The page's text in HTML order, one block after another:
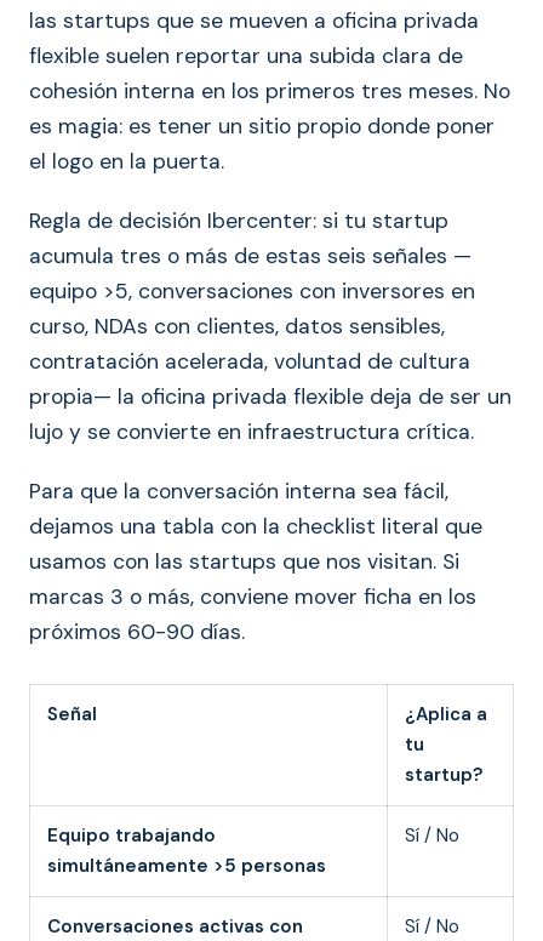
las startups que se mueven a oficina privada
flexible suelen reportar una subida clara de
cohesión interna en los primeros tres meses. No
es magia: es tener un sitio propio donde poner
el logo en la puerta.
Regla de decisión Ibercenter: si tu startup
acumula tres o más de estas seis señales —
equipo >5, conversaciones con inversores en
curso, NDAs con clientes, datos sensibles,
contratación acelerada, voluntad de cultura
propia— la oficina privada flexible deja de ser un
lujo y se convierte en infraestructura crítica.
Para que la conversación interna sea fácil,
dejamos una tabla con la checklist literal que
usamos con las startups que nos visitan. Si
marcas 3 o más, conviene mover ficha en los
próximos 60-90 días.
Señal
¿Aplica a
tu
startup?
Equipo trabajando
simultáneamente >5 personas
Sí / No
Conversaciones activas con
Sí / No